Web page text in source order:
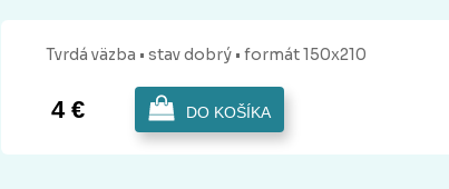
Tvrdá väzba • stav dobrý • formát 150x210
4 € DO KOŠÍKA